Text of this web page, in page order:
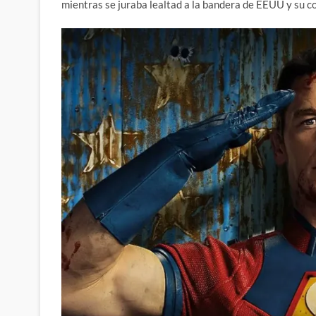
mientras se juraba lealtad a la bandera de EEUU y su